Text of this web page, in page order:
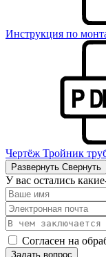
Инструкция по
Чертёж Тройник
Развернуть Свернуть
У вас остались
Согласен на
Задать вопрос